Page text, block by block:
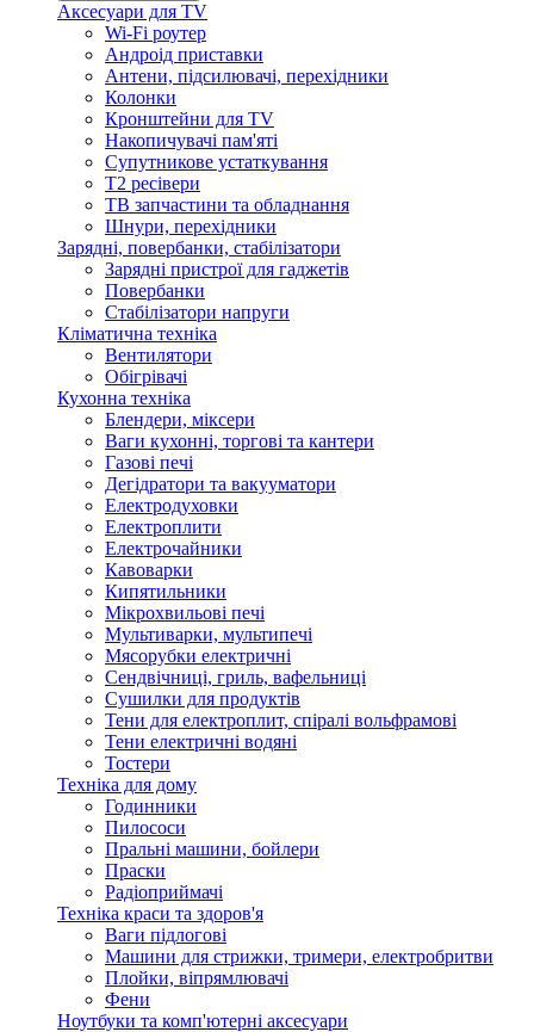
Аксесуари для TV
Wi-Fi роутер
Андроід приставки
Антени, підсилювачі, перехідники
Колонки
Кронштейни для TV
Накопичувачі пам'яті
Супутникове устаткування
Т2 ресівери
ТВ запчастини та обладнання
Шнури, перехідники
Зарядні, повербанки, стабілізатори
Зарядні пристрої для гаджетів
Повербанки
Стабілізатори напруги
Кліматична техніка
Вентилятори
Обігрівачі
Кухонна техніка
Блендери, міксери
Ваги кухонні, торгові та кантери
Газові печі
Дегідратори та вакууматори
Електродуховки
Електроплити
Електрочайники
Кавоварки
Кипятильники
Мікрохвильові печі
Мультиварки, мультипечі
Мясорубки електричні
Сендвічниці, гриль, вафельниці
Сушилки для продуктів
Тени для електроплит, спіралі вольфрамові
Тени електричні водяні
Тостери
Техніка для дому
Годинники
Пилососи
Пральні машини, бойлери
Праски
Радіоприймачі
Техніка краси та здоров'я
Ваги підлогові
Машини для стрижки, тримери, електробритви
Плойки, віпрямлювачі
Фени
Ноутбуки та комп'ютерні аксесуари